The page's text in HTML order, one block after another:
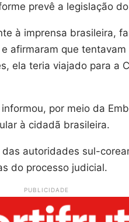
prevê a legislação
à imprensa brasileira,
afirmaram que
ela teria viajado para a
por meio da
à cidadã brasileira.
autoridades sul-
do processo judicial.
PUBLICIDADE